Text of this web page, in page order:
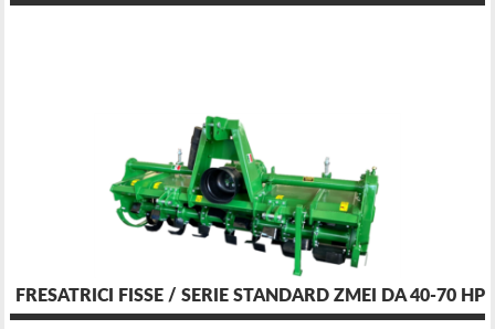
FRESATRICI FISSE / SERIE STANDARD ZMEI DA 40-70 HP